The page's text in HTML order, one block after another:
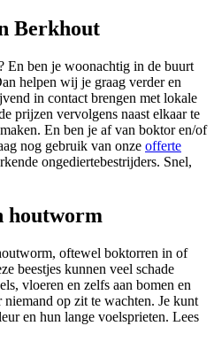
Berkhout
En ben je woonachtig in de buurt
helpen wij je graag verder en
in contact brengen met lokale
prijzen vervolgens naast elkaar te
En ben je af van boktor en/of
nog gebruik van onze offerte
ongediertebestrijders. Snel,
houtworm
oftewel boktorren in of
beestjes kunnen veel schade
vloeren en zelfs aan bomen en
op zit te wachten. Je kunt
en hun lange voelsprieten. Lees